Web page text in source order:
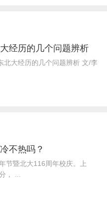
经历的几个问题辨析
大经历的几个问题辨析 文/李
不热吗？
节暨北大116周年校庆。上
， ...